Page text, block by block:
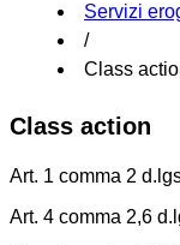
Servizi
/
Class
Class action
Art. 1 comma 2
Art. 4 comma 2,6